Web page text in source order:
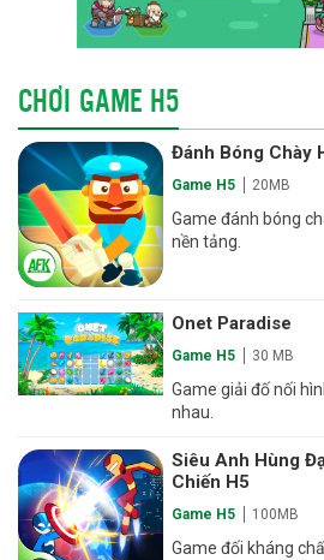
CHƠI GAME H5
Đánh Bóng Chày
Game H5 20MB
Game đánh bóng
nền tảng.
Onet Paradise
Game H5 30 MB
Game giải đố nối
nhau.
Siêu Anh Hùng
Chiến H5
Game H5 100MB
Game đối kháng